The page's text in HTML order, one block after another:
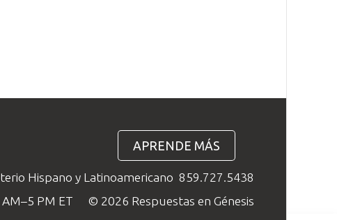
APRENDE MÁS
Hispano y Latinoamericano 859.727.5438
PM ET
© 2026 Respuestas en Génesis